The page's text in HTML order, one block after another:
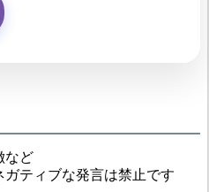
など
ティブな発言は禁止です